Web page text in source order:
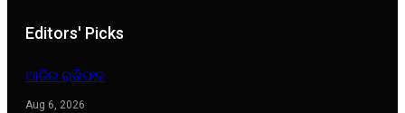
Editors' Picks
ଆଜିର ରାଶିଫଳ
Aug 6, 2026